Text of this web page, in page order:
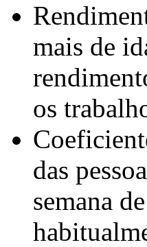
mais de
os
das
semana